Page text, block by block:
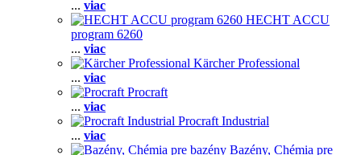
... viac
HECHT ACCU
program 6260
... viac
Kärcher Professional
... viac
Procraft
... viac
Procraft Industrial
... viac
Bazény, Chémia pre